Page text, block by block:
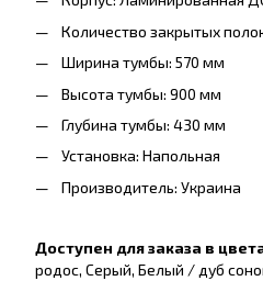
Количество закрытых
Ширина тумбы: 570 мм
Высота тумбы: 900 мм
Глубина тумбы: 430 мм
Установка: Напольная
Производитель: Украина
Доступен для заказа в
родос, Серый, Белый / дуб